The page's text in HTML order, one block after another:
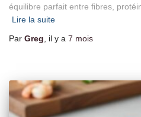
équilibre parfait entre fibres,
Lire la suite
Par Greg , il y a 7 mois